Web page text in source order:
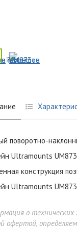
поворотно-
Ultramounts UM873
конструкция
Ultramounts
о
офертой,